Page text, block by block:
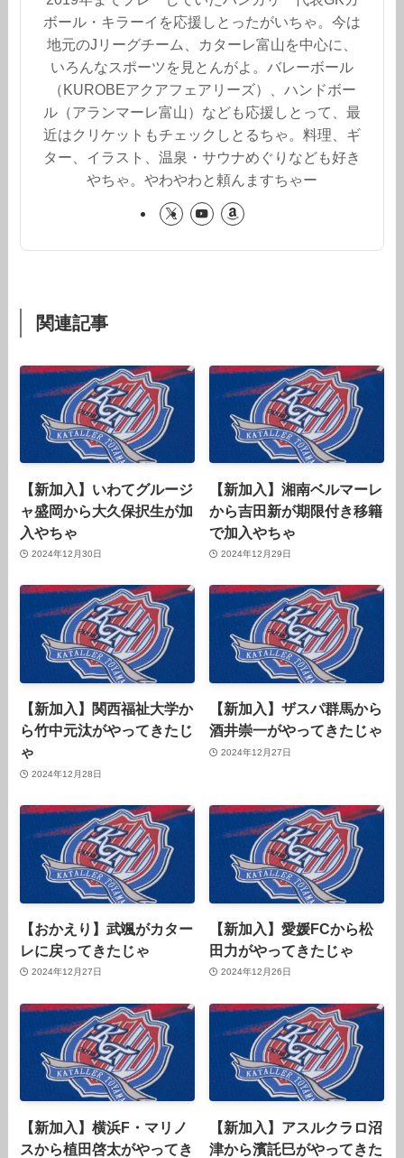
ボール・キラーイを応援しとったがいちゃ。今は
地元のJリーグチーム、カターレ富山を中心に、
いろんなスポーツを見とんがよ。バレーボール
（KUROBEアクアフェアリーズ）、ハンドボー
ル（アランマーレ富山）なども応援しとって、最
近はクリケットもチェックしとるちゃ。料理、ギ
ター、イラスト、温泉・サウナめぐりなども好き
やちゃ。やわやわと頼んますちゃー
関連記事
【新加入】いわてグルージ
ャ盛岡から大久保択生が加
入やちゃ
2024年12月30日
【新加入】湘南ベルマーレ
から吉田新が期限付き移籍
で加入やちゃ
2024年12月29日
【新加入】関西福祉大学か
ら竹中元汰がやってきたじ
ゃ
2024年12月28日
【新加入】ザスパ群馬から
酒井崇一がやってきたじゃ
2024年12月27日
【おかえり】武颯がカター
レに戻ってきたじゃ
2024年12月27日
【新加入】愛媛FCから松
田力がやってきたじゃ
2024年12月26日
【新加入】横浜F・マリノ
スから植田啓太がやってき
【新加入】アスルクラロ沼
津から濱託巳がやってきた